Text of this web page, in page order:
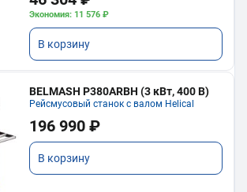
Экономия: 11 576 ₽
В корзину
BELMASH P380ARBH (3 кВт, 400 В)
Рейсмусовый станок с валом Helical
196 990 ₽
В корзину